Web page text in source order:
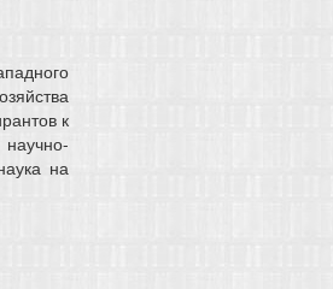
к
на